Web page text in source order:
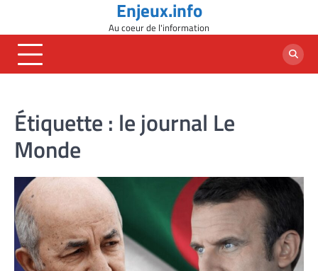
content
Enjeux.info
Au coeur de l'information
Étiquette : le journal Le
Monde